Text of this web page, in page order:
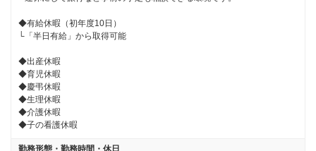
◆有給休暇（初年度10日）
└「半日有給」から取得可能
◆出産休暇
◆育児休暇
◆慶弔休暇
◆生理休暇
◆介護休暇
◆子の看護休暇
勤務形態・勤務時間・休日